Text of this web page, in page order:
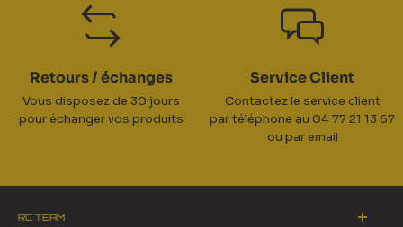
Retours / échanges
Vous disposez de 30 jours
pour échanger vos produits
Service Client
Contactez le service client
par téléphone au 04 77 21 13 67
ou par email
RC TEAM